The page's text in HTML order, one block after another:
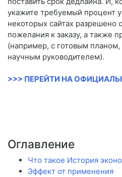
укажите требуемый процент
некоторых сайтах разрешено
пожелания к заказу, а также
(например, с готовым планом,
научным руководителем).
>>> ПЕРЕЙТИ НА
Оглавление
Что такое История
Эффект от применения